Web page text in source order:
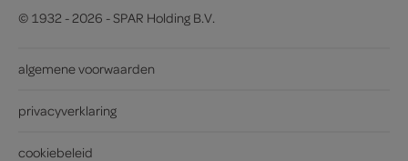
© 1932 - 2026 - SPAR Holding B.V.
algemene voorwaarden
privacyverklaring
cookiebeleid